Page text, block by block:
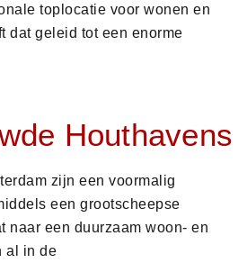
toplocatie voor wonen en
dat geleid tot een enorme
Houthavens
zijn een voormalig
een grootscheepse
naar een duurzaam woon- en
al in de